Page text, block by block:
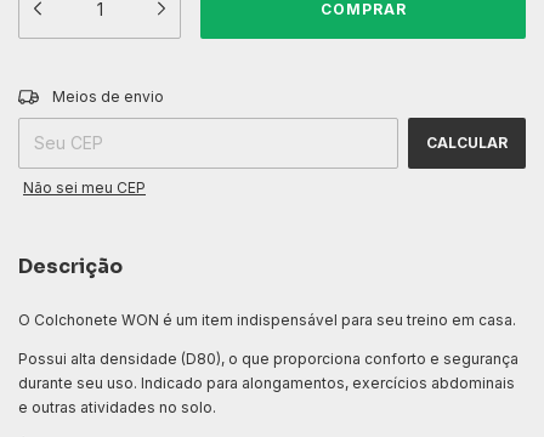
Entregas para o CEP:
Meios de envio
CALCULAR
Não sei meu CEP
Descrição
O Colchonete WON é um item indispensável para seu treino em casa.
Possui alta densidade (D80), o que proporciona conforto e segurança
durante seu uso. Indicado para alongamentos, exercícios abdominais
e outras atividades no solo.